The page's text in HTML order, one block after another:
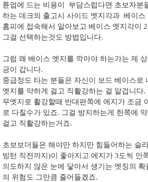
튠업에 드는 비용이 부담스럽다면 초보자분
하는 데크의 출고시 사이드 엣지각과 베이스
홈피에 접속해서 알아보고 베이스 엣지각이
그걸 선택하는것도 방법입니다.
그럼 왜 베이스 엣지를 깍아야 하는가는 제
긍이 갑니다.
중급정도 타는 분들은 자신이 보드 베이스로
엣지를 약하게 걸고 직활강하는 걸 알겁니다.
무엣지로 활강할때 반대편쪽에 에지가 조금
로 다칠수가 있죠. 그걸 방지하는게 한쪽에
걸고 직활강하는거죠.
초보보더들은 해야만 하지만 힘들어하는 슬
빙턴 직전까지)이 좋아지고 에지가 3도씩 안
의도하지 않은 눈에 닿아서 생기는 엣징의 확
의 위험도 그만큼 줄어들겠죠.